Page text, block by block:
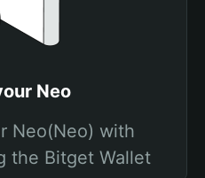
Neo
Neo(Neo) with
the Bitget Wallet